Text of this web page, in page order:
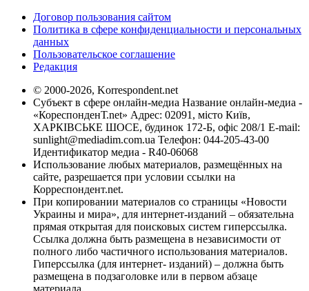
Договор пользования сайтом
Политика в сфере конфиденциальности и персональных
данных
Пользовательское соглашение
Редакция
© 2000-2026, Korrespondent.net
Субъект в сфере онлайн-медиа Название онлайн-медиа -
«КореспонденТ.net» Адрес: 02091, місто Київ,
ХАРКІВСЬКЕ ШОСЕ, будинок 172-Б, офіс 208/1 E-mail:
sunlight@mediadim.com.ua Телефон: 044-205-43-00
Идентификатор медиа - R40-06068
Использование любых материалов, размещённых на
сайте, разрешается при условии ссылки на
Корреспондент.net.
При копировании материалов со страницы «Новости
Украины и мира», для интернет-изданий – обязательна
прямая открытая для поисковых систем гиперссылка.
Ссылка должна быть размещена в независимости от
полного либо частичного использования материалов.
Гиперссылка (для интернет- изданий) – должна быть
размещена в подзаголовке или в первом абзаце
материала.